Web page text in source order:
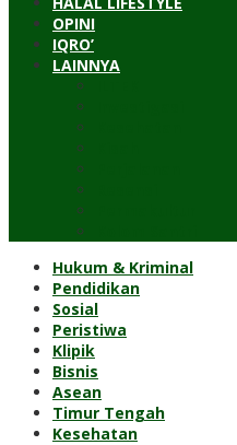
OPINI
IQRO’
LAINNYA
Hukum & Kriminal
Pendidikan
Sosial
Peristiwa
Klipik
Bisnis
Asean
Timur Tengah
Kesehatan